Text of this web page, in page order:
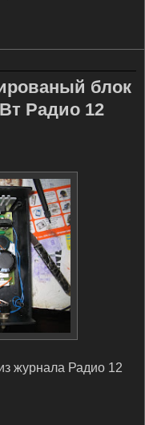
блок
Радио 12
журнала Радио 12